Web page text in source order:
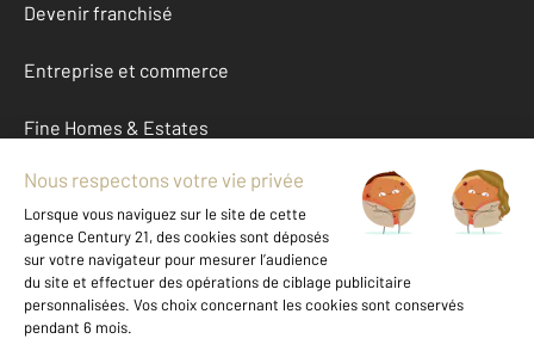
Devenir franchisé
Entreprise et commerce
Fine Homes & Estates
À propos
International
Nous contacter